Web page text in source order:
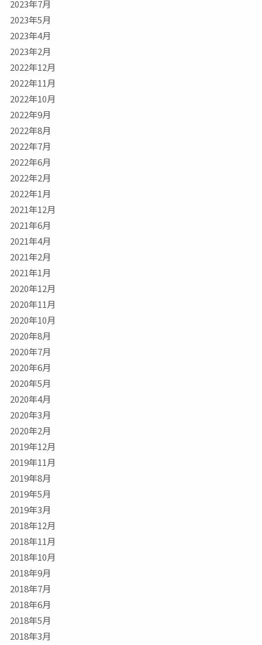
2023年7月
2023年5月
2023年4月
2023年2月
2022年12月
2022年11月
2022年10月
2022年9月
2022年8月
2022年7月
2022年6月
2022年2月
2022年1月
2021年12月
2021年6月
2021年4月
2021年2月
2021年1月
2020年12月
2020年11月
2020年10月
2020年8月
2020年7月
2020年6月
2020年5月
2020年4月
2020年3月
2020年2月
2019年12月
2019年11月
2019年8月
2019年5月
2019年3月
2018年12月
2018年11月
2018年10月
2018年9月
2018年7月
2018年6月
2018年5月
2018年3月